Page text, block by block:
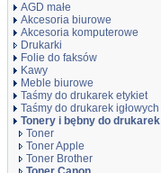
AGD małe
Akcesoria biurowe
Akcesoria komputerowe
Drukarki
Folie do faksów
Kawy
Meble biurowe
Taśmy do drukarek etykiet
Taśmy do drukarek igłowych
Tonery i bębny do drukarek
Toner
Toner Apple
Toner Brother